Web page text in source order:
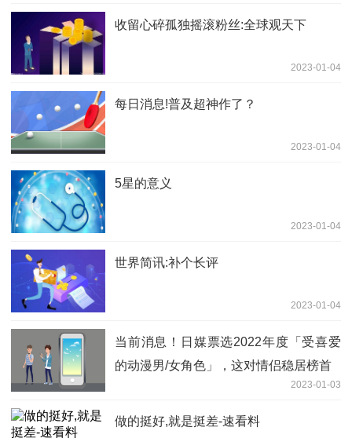
收留心碎孤独摇滚粉丝:全球观天下
2023-01-04
每日消息!普及超神作了？
2023-01-04
5星的意义
2023-01-04
世界简讯:补个长评
2023-01-04
当前消息！日媒票选2022年度「受喜爱
的动漫男/女角色」，这对情侣稳居榜首
2023-01-03
做的挺好,就是挺差-速看料